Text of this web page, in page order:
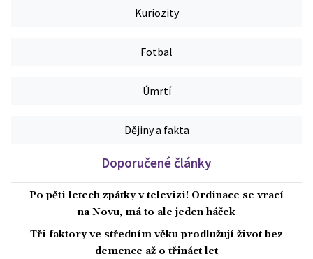
Kuriozity
Fotbal
Úmrtí
Dějiny a fakta
Doporučené články
Po pěti letech zpátky v televizi! Ordinace se vrací
na Novu, má to ale jeden háček
Tři faktory ve středním věku prodlužují život bez
demence až o třináct let